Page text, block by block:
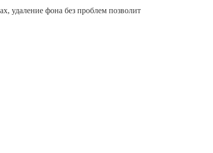
удаление фона без проблем позволит